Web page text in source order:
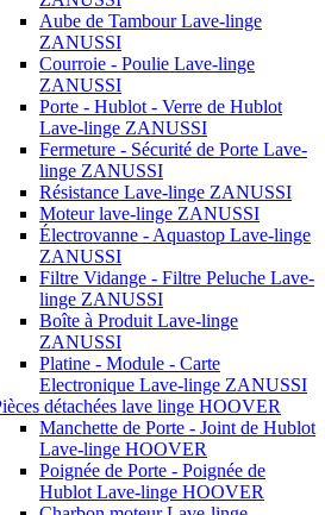
Aube de Tambour Lave-linge
ZANUSSI
Courroie - Poulie Lave-linge
ZANUSSI
Porte - Hublot - Verre de Hublot
Lave-linge ZANUSSI
Fermeture - Sécurité de Porte Lave-
linge ZANUSSI
Résistance Lave-linge ZANUSSI
Moteur lave-linge ZANUSSI
Électrovanne - Aquastop Lave-linge
ZANUSSI
Filtre Vidange - Filtre Peluche Lave-
linge ZANUSSI
Boîte à Produit Lave-linge
ZANUSSI
Platine - Module - Carte
Electronique Lave-linge ZANUSSI
détachées lave linge HOOVER
Manchette de Porte - Joint de Hublot
Lave-linge HOOVER
Poignée de Porte - Poignée de
Hublot Lave-linge HOOVER